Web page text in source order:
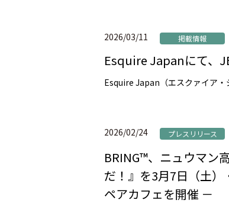
2026/03/11 掲載情報
Esquire Japanにて、
2026/02/24 プレスリリース
BRING™、ニュウマン
だ！』を3月7日（土）
ペアカフェを開催 －